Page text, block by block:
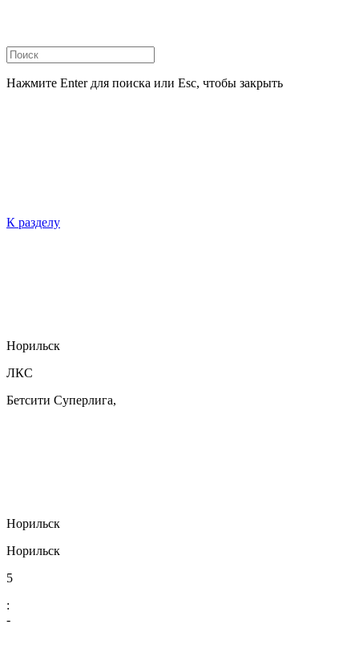
Нажмите Enter для поиска или Esc, чтобы закрыть
К разделу
Норильск
ЛКС
Бетсити Суперлига,
Норильск
Норильск
5
:
-